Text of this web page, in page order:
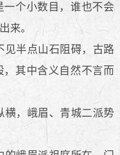
个小数目，谁也不会
来。
半点山石阻碍，古路
，其中含义自然不言而
，峨眉、青城二派势